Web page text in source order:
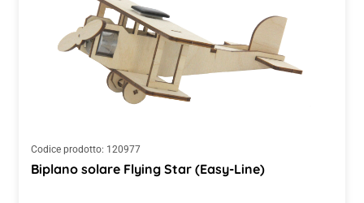
Codice prodotto: 120977
Biplano solare Flying Star (Easy-Line)